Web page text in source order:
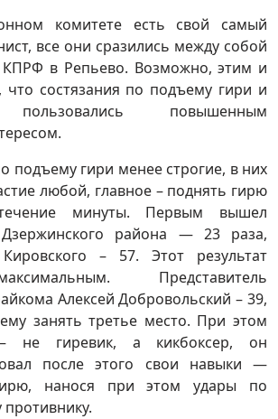
комитете есть свой самый
все они сразились между собой
КПРФ в Репьево. Возможно, этим и
что состязания по подъему гири и
пользовались повышенным
подъему гири менее строгие, в них
любой, главное – поднять гирю
минуты. Первым вышел
Дзержинского района — 23 раза,
Кировского – 57. Этот результат
Представитель
Алексей Добровольский – 39,
занять третье место. При этом
не гиревик, а кикбоксер, он
после этого свои навыки —
нанося при этом удары по